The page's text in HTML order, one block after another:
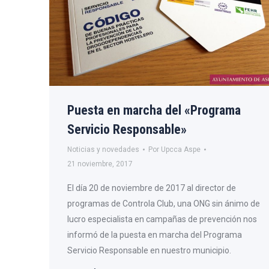
Puesta en marcha del «Programa
Servicio Responsable»
Noticias y novedades Por Upcca Aspe
21 noviembre, 2017
El día 20 de noviembre de 2017 al director de
programas de Controla Club, una ONG sin ánimo de
lucro especialista en campañas de prevención nos
informó de la puesta en marcha del Programa
Servicio Responsable en nuestro municipio.